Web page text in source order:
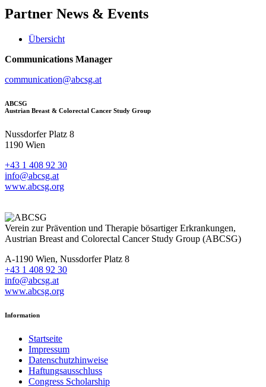
Partner News & Events
Übersicht
Communications Manager
communication@abcsg.at
ABCSG
Austrian Breast & Colorectal Cancer Study Group
Nussdorfer Platz 8
1190 Wien
+43 1 408 92 30
info@abcsg.at
www.abcsg.org
Verein zur Prävention und Therapie bösartiger Erkrankungen,
Austrian Breast and Colorectal Cancer Study Group (ABCSG)
A-1190 Wien, Nussdorfer Platz 8
+43 1 408 92 30
info@abcsg.at
www.abcsg.org
Information
Startseite
Impressum
Datenschutzhinweise
Haftungsausschluss
Congress Scholarship